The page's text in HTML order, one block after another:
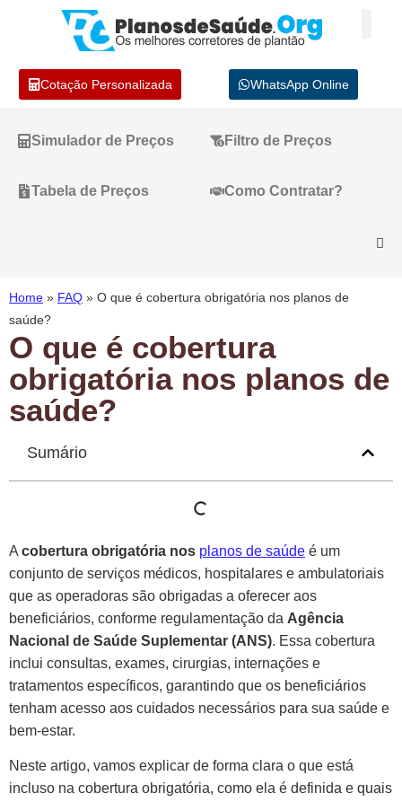
Cotação Personalizada WhatsApp Online
Simulador de Preços Filtro de Preços
Tabela de Preços Como Contratar?
Home » FAQ » O que é cobertura obrigatória nos planos de
saúde?
O que é cobertura
obrigatória nos planos de
saúde?
Sumário
A cobertura obrigatória nos planos de saúde é um
conjunto de serviços médicos, hospitalares e ambulatoriais
que as operadoras são obrigadas a oferecer aos
beneficiários, conforme regulamentação da Agência
Nacional de Saúde Suplementar (ANS). Essa cobertura
inclui consultas, exames, cirurgias, internações e
tratamentos específicos, garantindo que os beneficiários
tenham acesso aos cuidados necessários para sua saúde e
bem-estar.
Neste artigo, vamos explicar de forma clara o que está
incluso na cobertura obrigatória, como ela é definida e quais